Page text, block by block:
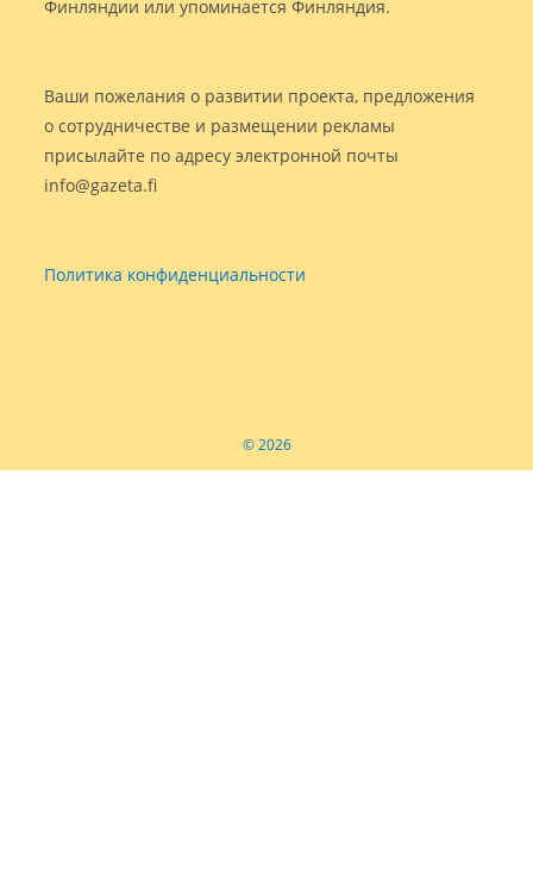
Финляндии или упоминается Финляндия.
Ваши пожелания о развитии проекта, предложения
о сотрудничестве и размещении рекламы
присылайте по адресу электронной почты
info@gazeta.fi
Политика конфиденциальности
© 2026